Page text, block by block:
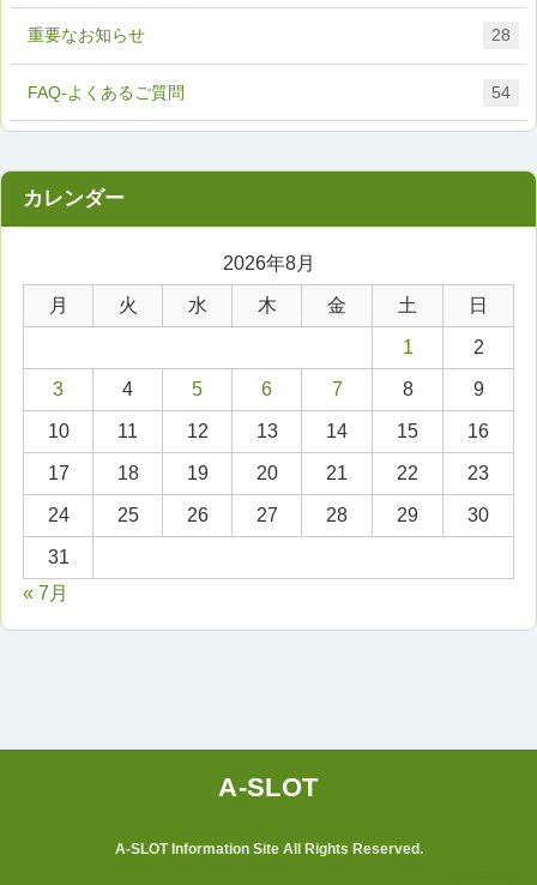
FAQ-よくあるご質問 54
重要なお知らせ 28
2026年8月
月 火 水 木 金 土 日
1 2
3 4 5 6 7 8 9
10 11 12 13 14 15 16
17 18 19 20 21 22 23
24 25 26 27 28 29 30
31
« 7月
A-SLOT Information Site All Rights Reserved.